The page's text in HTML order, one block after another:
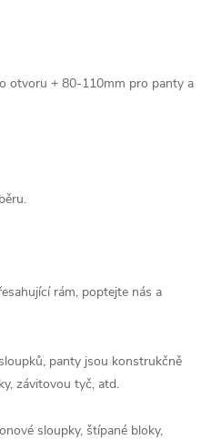
otvoru + 80-110mm pro panty a
rám, poptejte nás a
panty jsou konstrukčně
závitovou tyč, atd.
sloupky, štípané bloky,